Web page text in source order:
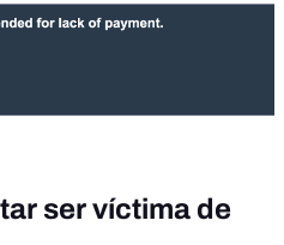
ser víctima de